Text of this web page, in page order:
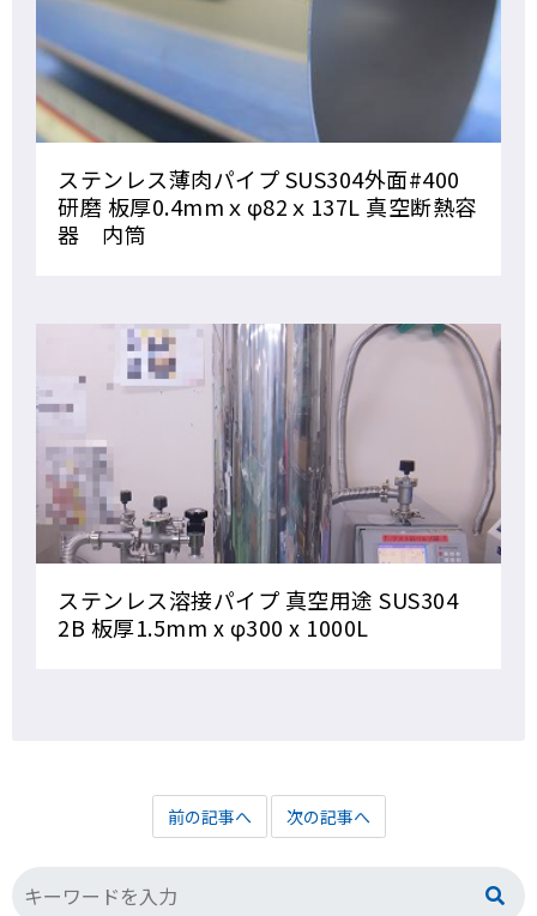
ステンレス薄肉パイプ SUS304外面#400
研磨 板厚0.4mmｘφ82ｘ137L 真空断熱容
器 内筒
ステンレス溶接パイプ 真空用途 SUS304
2B 板厚1.5mm x φ300 x 1000L
前の記事へ 次の記事へ